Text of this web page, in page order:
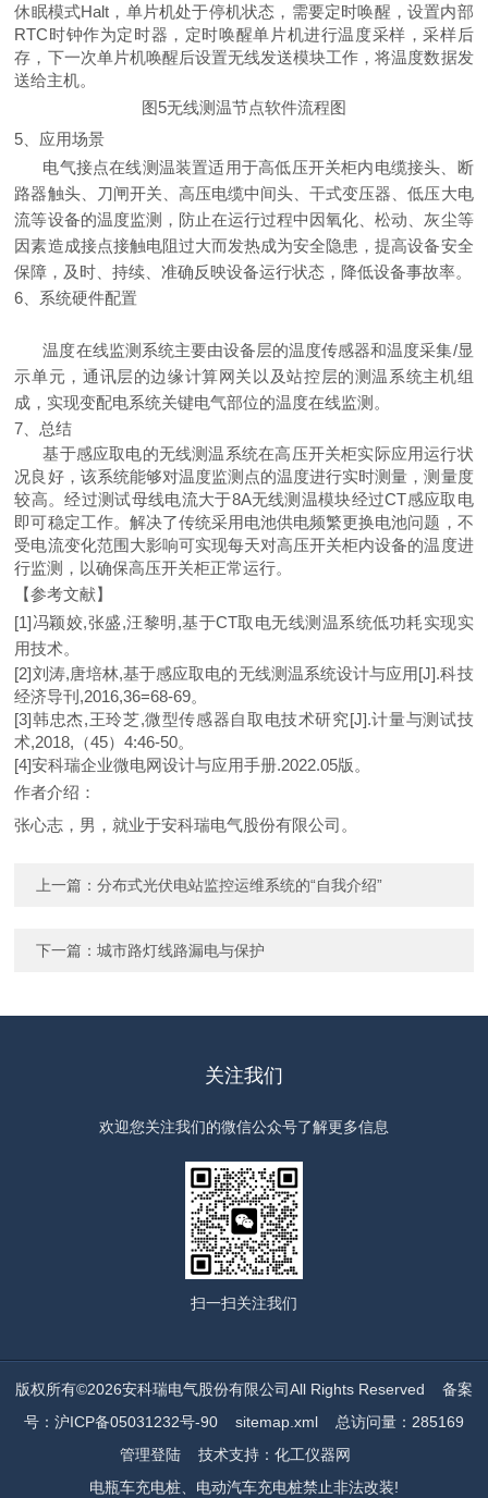
休眠模式Halt ， 单片机处于停机状态 ， 需要定时唤醒，设置内部
RTC时钟作为定时器，定时唤醒单片机进行温度采样，采样后
存，下一次单片机唤醒后设置无线发送模块工作 ，将温度数据发
送给主机。
图5无线测温节点软件流程图
5、 应用场景
电气接点在线测温装置适用于高低压开关柜内电缆接头、断
路器触头、刀闸开关、高压电缆中间头、干式变压器、低压大电
流等设备的温度监测，防止在运行过程中因氧化、松动、灰尘等
因素造成接点接触电阻过大而发热成为安全隐患，提高设备安全
保障，及时、持续、准确反映设备运行状态，降低设备事故率。
6、系统硬件配置
温度在线监测系统主要由设备层的温度传感器和温度采集/显
示单元，通讯层的边缘计算网关以及站控层的测温系统主机组
成，实现变配电系统关键电气部位的温度在线监测。
7、总结
基于感应取电的无线测温系统在高压开关柜实际应用运行状
况良好，该系统能够对温度监测点的温度进行实时测量 ，测量度
较高。经过测试母线电流大于8A无线测温模块经过CT感应取电
即可稳定工作。解决了传统采用电池供电频繁更换电池问题，不
受电流变化范围大影响可实现每天对高压开关柜内设备的温度进
行监测，以确保高压开关柜正常运行。
【参考文献】
[1]冯颖姣,张盛,汪黎明,基于CT取电无线测温系统低功耗实现实
用技术。
[2]刘涛,唐培林,基于感应取电的无线测温系统设计与应用[J].科技
经济导刊,2016,36=68-69。
[3]韩忠杰,王玲芝,微型传感器自取电技术研究[J].计量与测试技
术,2018,（45）4:46-50。
[4]安科瑞企业微电网设计与应用手册.2022.05版。
作者介绍：
张心志，男，就业于安科瑞电气股份有限公司。
上一篇：分布式光伏电站监控运维系统的“自我介绍”
下一篇：城市路灯线路漏电与保护
关注我们
欢迎您关注我们的微信公众号了解更多信息
扫一扫关注我们
版权所有©2026安科瑞电气股份有限公司All Rights Reserved 备案
号：沪ICP备05031232号-90
sitemap.xml总访问量：285169
管理登陆技术支持： 化工仪器网
电瓶车充电桩、电动汽车充电桩禁止非法改装!